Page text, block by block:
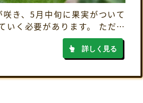
き、5月中旬に果実がついて
いく必要があります。 ただ、
も、何が原因で、どんな防除
詳しく見る